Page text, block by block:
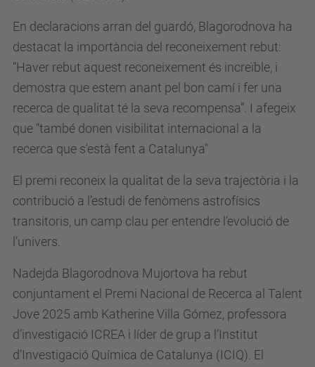
En declaracions arran del guardó, Blagorodnova ha
destacat la importància del reconeixement rebut:
“Haver rebut aquest reconeixement és increïble, i
demostra que estem anant pel bon camí i fer una
recerca de qualitat té la seva recompensa”. I afegeix
que “també donen visibilitat internacional a la
recerca que s'està fent a Catalunya"
El premi reconeix la qualitat de la seva trajectòria i la
contribució a l’estudi de fenòmens astrofísics
transitoris, un camp clau per entendre l’evolució de
l’univers.
Nadejda Blagorodnova Mujortova ha rebut
conjuntament el Premi Nacional de Recerca al Talent
Jove 2025 amb Katherine Villa Gómez, professora
d’investigació ICREA i líder de grup a l’Institut
d’Investigació Química de Catalunya (ICIQ). El